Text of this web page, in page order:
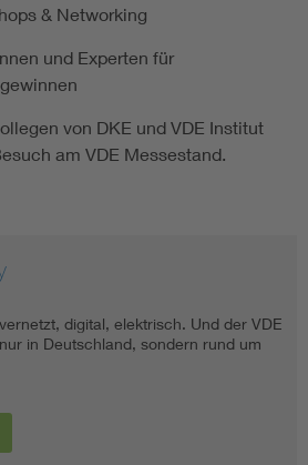
& Networking
und Experten für
von DKE und VDE Institut
am VDE Messestand.
digital, elektrisch. Und der VDE
in Deutschland, sondern rund um
AI Act erfüllt, ob ein vernetztes
Act besteht oder ob Daten und
bleiben, hängt davon ab, wie
bis zur Zertifizierung.
der Mobilität mit dem VDE. Erfahren
Ladeinfrastruktur, vernetzten
Technologien. Wir erarbeiten
sicher auf den Markt
DKE entwickeln Standards, Normen